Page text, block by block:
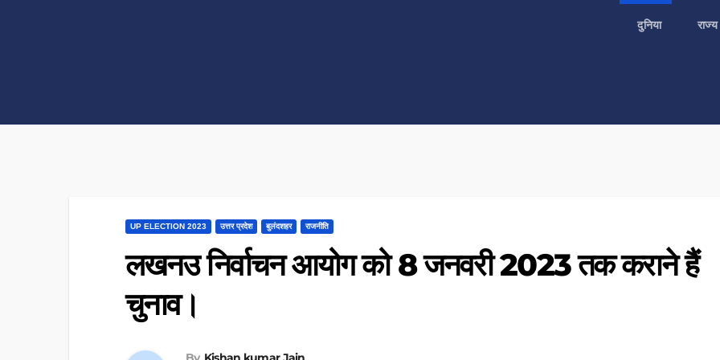
दुनिया राज्य
UP ELECTION 2023 उत्तर प्रदेश बुलंदशहर राजनीति
लखनउ निर्वाचन आयोग को 8 जनवरी 2023 तक कराने हैं
चुनाव।